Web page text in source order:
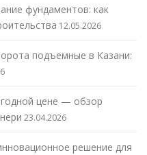
фундаментов: как
12.05.2026
подъемные в Казани:
цене — обзор
23.04.2026
решение для